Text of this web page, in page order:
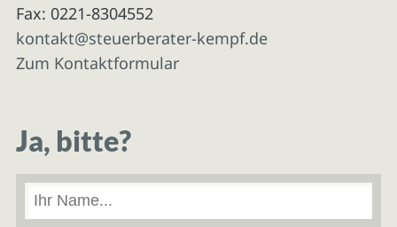
Fax: 0221-8304552
kontakt@steuerberater-kempf.de
Zum Kontaktformular
Ja, bitte?